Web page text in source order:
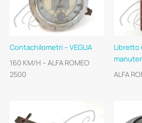
Contachilometri – VEGLIA
160 KM/H – ALFA ROMEO
2500
Libretto
ALFA